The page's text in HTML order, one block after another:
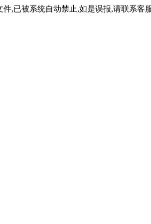
件,已被系统自动禁止,如是误报,请联系客